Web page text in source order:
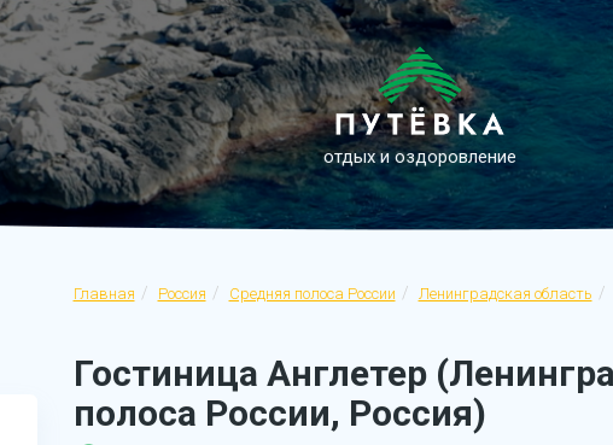
отдых и оздоровление
Главная Россия Средняя полоса России Ленинградская область
Гостиница Англетер
полоса России, Россия)